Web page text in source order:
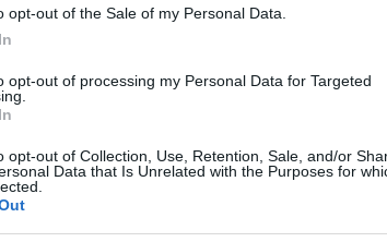
opt-out of the Sale of my Personal Data.
opt-out of processing my Personal Data for Targeted
opt-out of Collection, Use, Retention, Sale, and/or
Data that Is Unrelated with the Purposes for
στην Αμερική, όπως άλλωστε και
σύμβολο της νέας χρυσής εποχής